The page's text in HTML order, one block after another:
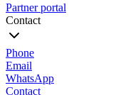
Partner portal
Contact
Phone
Email
WhatsApp
Contact